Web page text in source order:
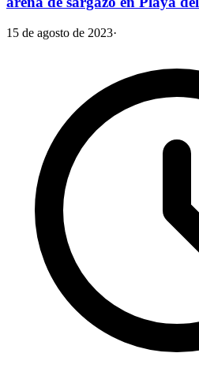
15 de agosto de 2023·